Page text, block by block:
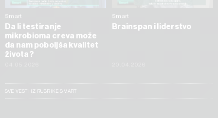
Smart
Da li testiranje
mikrobioma creva može
da nam poboljša kvalitet
života?
Smart
Brainspan i liderstvo
SVE VESTI IZ RUBRIKE SMART